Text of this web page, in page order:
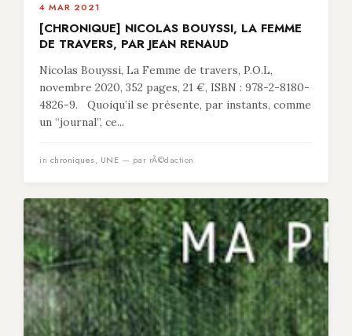
4 MAR 2021
[CHRONIQUE] NICOLAS BOUYSSI, LA FEMME
DE TRAVERS, PAR JEAN RENAUD
Nicolas Bouyssi, La Femme de travers, P.O.L,
novembre 2020, 352 pages, 21 €, ISBN : 978-2-8180-
4826-9. Quoiqu’il se présente, par instants, comme
un “journal”, ce...
in chroniques, UNE — par rÃ©daction